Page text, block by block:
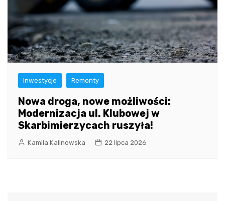
Inwestycje Remonty
Nowa droga, nowe możliwości:
Modernizacja ul. Klubowej w
Skarbimierzycach ruszyła!
Kamila Kalinowska 22 lipca 2026